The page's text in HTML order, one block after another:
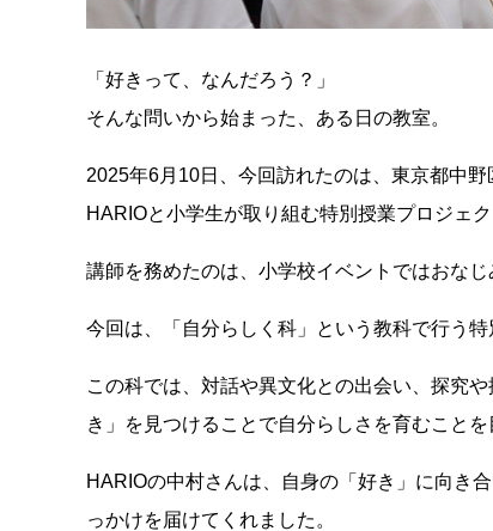
「好きって、なんだろう？」
そんな問いから始まった、ある日の教室。
2025年6月10日、今回訪れたのは、東京都中
HARIOと小学生が取り組む特別授業プロジェ
講師を務めたのは、小学校イベントではおなじ
今回は、「自分らしく科」という教科で行う特
この科では、対話や異文化との出会い、探究
き」を見つけることで自分らしさを育むことを
HARIOの中村さんは、自身の「好き」に向き
っかけを届けてくれました。